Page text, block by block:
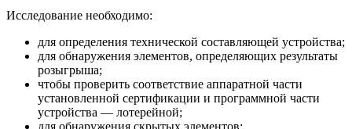
Исследование необходимо:
для определения технической составляющей устройства;
для обнаружения элементов, определяющих результаты
розыгрыша;
чтобы проверить соответствие аппаратной части
установленной сертификации и программной части
устройства — лотерейной;
для обнаружения скрытых элементов;